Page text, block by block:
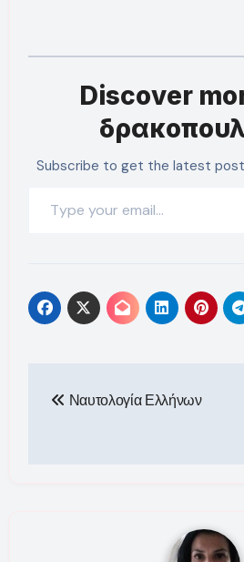
Discover
Subscribe to get the latest
άρθρων
Ναυτολογία Ελλήνων